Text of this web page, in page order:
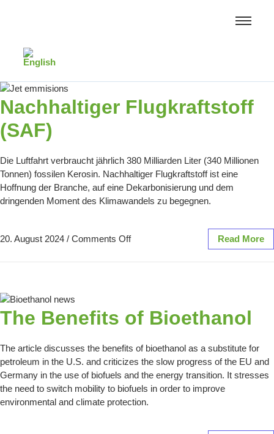
Nachhaltiger Flugkraftstoff
(SAF)
Die Luftfahrt verbraucht jährlich 380 Milliarden Liter (340 Millionen
Tonnen) fossilen Kerosin. Nachhaltiger Flugkraftstoff ist eine
Hoffnung der Branche, auf eine Dekarbonisierung und dem
dringenden Moment des Klimawandels zu begegnen.
20. August 2024 / Comments Off Read More
The Benefits of Bioethanol
The article discusses the benefits of bioethanol as a substitute for
petroleum in the U.S. and criticizes the slow progress of the EU and
Germany in the use of biofuels and the energy transition. It stresses
the need to switch mobility to biofuels in order to improve
environmental and climate protection.